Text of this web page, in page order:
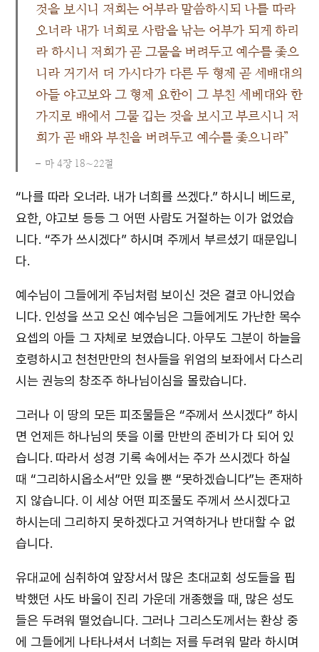
것을 보시니 저희는 어부라 말씀하시되 나를 따라
오너라 내가 너희로 사람을 낚는 어부가 되게 하리
라 하시니 저희가 곧 그물을 버려두고 예수를 좇으
니라 거기서 더 가시다가 다른 두 형제 곧 세배대의
아들 야고보와 그 형제 요한이 그 부친 세베대와 한
가지로 배에서 그물 깁는 것을 보시고 부르시니 저
희가 곧 배와 부친을 버려두고 예수를 좇으니라”
마 4장 18∼22절
“나를 따라 오너라. 내가 너희를 쓰겠다.” 하시니 베드로,
요한, 야고보 등등 그 어떤 사람도 거절하는 이가 없었습
니다. “주가 쓰시겠다” 하시며 주께서 부르셨기 때문입니
다.
예수님이 그들에게 주님처럼 보이신 것은 결코 아니었습
니다. 인성을 쓰고 오신 예수님은 그들에게도 가난한 목수
요셉의 아들 그 자체로 보였습니다. 아무도 그분이 하늘을
호령하시고 천천만만의 천사들을 위엄의 보좌에서 다스리
시는 권능의 창조주 하나님이심을 몰랐습니다.
그러나 이 땅의 모든 피조물들은 “주께서 쓰시겠다” 하시
면 언제든 하나님의 뜻을 이룰 만반의 준비가 다 되어 있
습니다. 따라서 성경 기록 속에서는 주가 쓰시겠다 하실
때 “그리하시옵소서”만 있을 뿐 “못하겠습니다”는 존재하
지 않습니다. 이 세상 어떤 피조물도 주께서 쓰시겠다고
하시는데 그리하지 못하겠다고 거역하거나 반대할 수 없
습니다.
유대교에 심취하여 앞장서서 많은 초대교회 성도들을 핍
박했던 사도 바울이 진리 가운데 개종했을 때, 많은 성도
들은 두려워 떨었습니다. 그러나 그리스도께서는 환상 중
에 그들에게 나타나셔서 너희는 저를 두려워 말라 하시며